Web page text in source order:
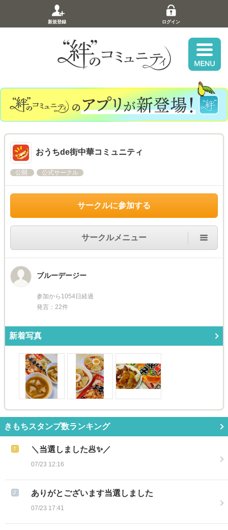
新規登録 ログイン
おうちde街中華コミュニティ
公開 公式サークル
サークルに参加する
サークルメニュー
ブルーデージー
参加から1054日経過
発言：22件
新着写真
きもちスタンプ数ランキング
＼当選しました🥟✨／
07/23 12:16
ありがとございます当選しました
07/23 17:41